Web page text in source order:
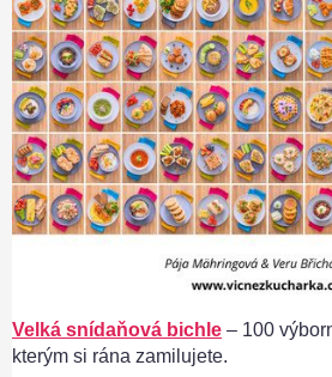
Velká snídaňová bichle – 100
kterým si rána zamilujete.